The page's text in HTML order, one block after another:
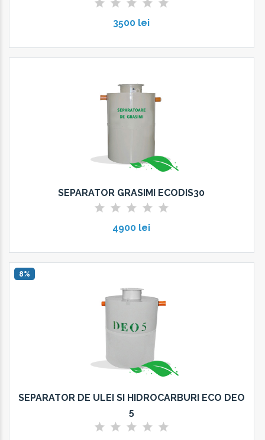
3500 lei
SEPARATOR GRASIMI ECODIS30
4900 lei
8%
SEPARATOR DE ULEI SI HIDROCARBURI ECO DEO
5